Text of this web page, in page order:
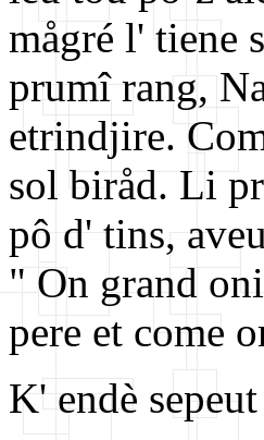
mågré l' tiene
prumî rang,
etrindjire.
sol biråd. Li
pô d' tins,
" On grand
pere et come
K' endè